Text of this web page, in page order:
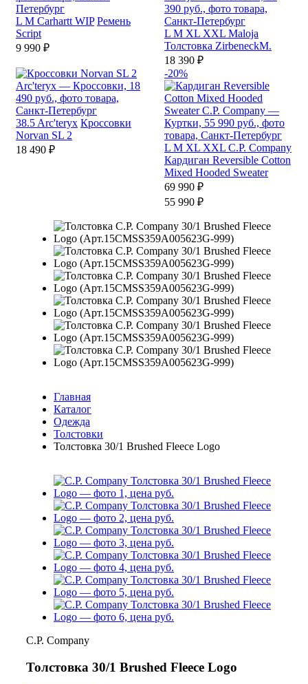
L M Carhartt WIP Ремень
Script
9 990 ₽
L M XL XXL Maloja
Толстовка ZirbeneckM.
18 390 ₽
38.5 Arc'teryx Кроссовки
Norvan SL 2
18 490 ₽
-20%
L M XL XXL C.P. Company
Кардиган Reversible Cotton
Mixed Hooded Sweater
69 990 ₽
55 990 ₽
Главная
Каталог
Одежда
Толстовки
Толстовка 30/1 Brushed Fleece Logo
C.P. Company
Толстовка 30/1 Brushed Fleece Logo